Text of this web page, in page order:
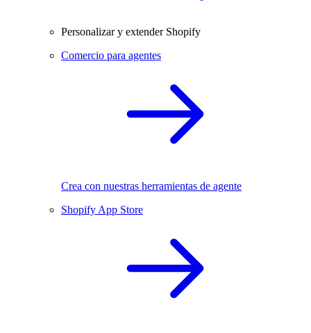
Personalizar y extender Shopify
Comercio para agentes
Crea con nuestras herramientas de agente
Shopify App Store